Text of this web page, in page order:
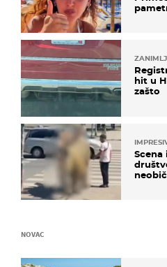
hit u
zašto
Scena
NOVAC